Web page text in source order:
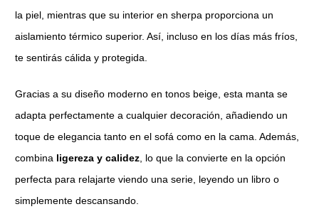
la piel, mientras que su interior en sherpa proporciona un
aislamiento térmico superior. Así, incluso en los días más fríos,
te sentirás cálida y protegida.
Gracias a su diseño moderno en tonos beige, esta manta se
adapta perfectamente a cualquier decoración, añadiendo un
toque de elegancia tanto en el sofá como en la cama. Además,
combina ligereza y calidez , lo que la convierte en la opción
perfecta para relajarte viendo una serie, leyendo un libro o
simplemente descansando.